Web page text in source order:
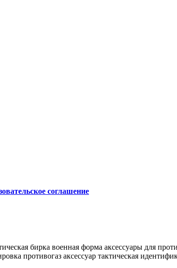
соглашение
бирка военная форма аксессуары для
противогаз аксессуар тактическая